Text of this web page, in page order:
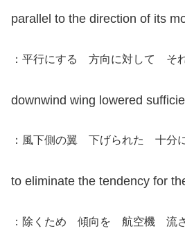
parallel to the direction of its
：平行にする 方向に対して それ
downwind wing lowered
：風下側の翼 下げられた 十分
to eliminate the tendency for
：除くため 傾向を 航空機 流